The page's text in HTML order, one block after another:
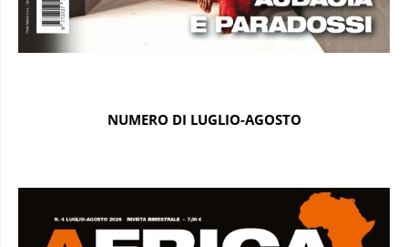
NUMERO DI LUGLIO-AGOSTO